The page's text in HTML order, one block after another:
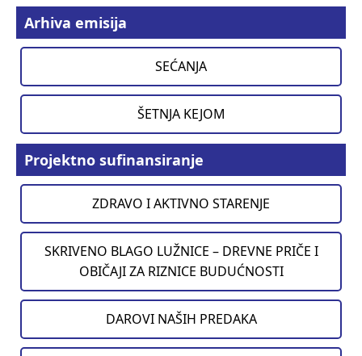
Arhiva emisija
SEĆANJA
ŠETNJA KEJOM
Projektno sufinansiranje
ZDRAVO I AKTIVNO STARENJE
SKRIVENO BLAGO LUŽNICE – DREVNE PRIČE I
OBIČAJI ZA RIZNICE BUDUĆNOSTI
DAROVI NAŠIH PREDAKA